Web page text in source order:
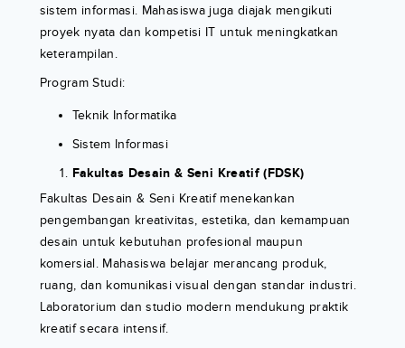
sistem informasi. Mahasiswa juga diajak mengikuti
proyek nyata dan kompetisi IT untuk meningkatkan
keterampilan.
Program Studi:
Teknik Informatika
Sistem Informasi
Fakultas Desain & Seni Kreatif (FDSK)
Fakultas Desain & Seni Kreatif menekankan
pengembangan kreativitas, estetika, dan kemampuan
desain untuk kebutuhan profesional maupun
komersial. Mahasiswa belajar merancang produk,
ruang, dan komunikasi visual dengan standar industri.
Laboratorium dan studio modern mendukung praktik
kreatif secara intensif.